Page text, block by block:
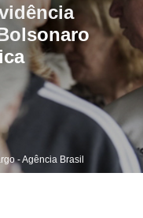
- Agência Brasil